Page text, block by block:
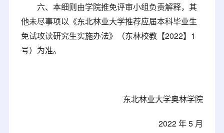
六、本细则由学院推免评审小组负责解释，其
他未尽事项以《东北林业大学推荐应届本科毕业生
免试攻读研究生实施办法》（东林校教【2022】1
号）为准。
东北林业大学奥林学院
2022 年 5 月